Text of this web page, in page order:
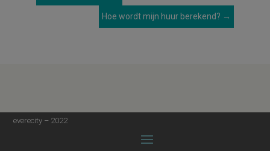
Hoe wordt mijn huur berekend? →
everecity – 2022